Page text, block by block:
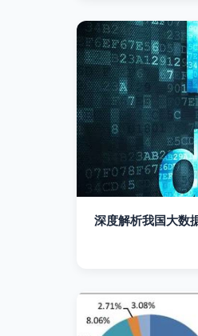
深度解析我国大数